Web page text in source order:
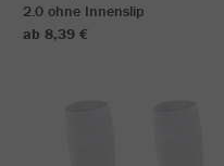
2.0 ohne Innenslip
ab 8,39 €